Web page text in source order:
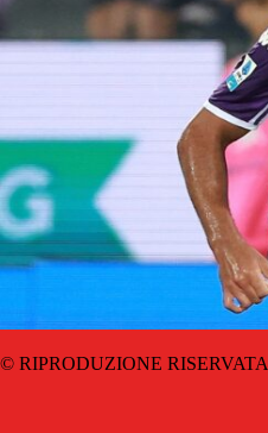
© RIPRODUZIONE RISERVATA